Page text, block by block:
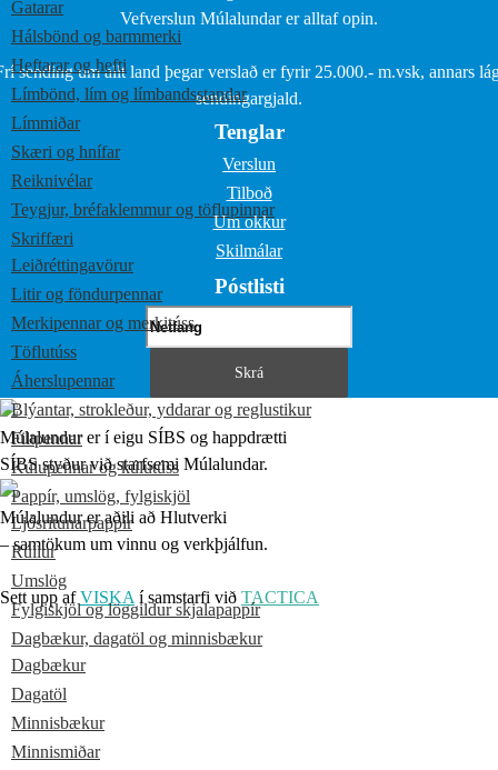
Gatarar
Hálsbönd og barmmerki
Heftarar og hefti
Límbönd, lím og límbandsstandar
Límmiðar
Skæri og hnífar
Reiknivélar
Teygjur, bréfaklemmur og töflupinnar
Skriffæri
Leiðréttingavörur
Litir og föndurpennar
Merkipennar og merkitúss
Töflutúss
Áherslupennar
Blýantar, strokleður, yddarar og reglustikur
Filtpennar
Kúlupennar og kúlutúss
Pappír, umslög, fylgiskjöl
Ljósritunarpappír
Rúllur
Umslög
Fylgiskjöl og löggildur skjalapappír
Dagbækur, dagatöl og minnisbækur
Dagbækur
Dagatöl
Minnisbækur
Minnismiðar
Vefverslun Múlalundar er alltaf opin.
sending um allt land þegar verslað er fyrir 25.000.- m.vsk, annars
sendingargjald.
Tenglar
Verslun
Tilboð
Um okkur
Skilmálar
Póstlisti
Múlalundur er í eigu SÍBS og happdrætti
SÍBS styður við starfsemi Múlalundar.
Múlalundur er aðili að Hlutverki
– samtökum um vinnu og verkþjálfun.
Sett upp afVISKA í samstarfi við TACTICA